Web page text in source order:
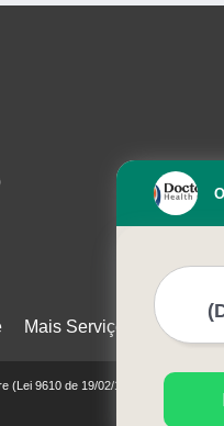
Mais Serviços
9610 de 19/02/1998)